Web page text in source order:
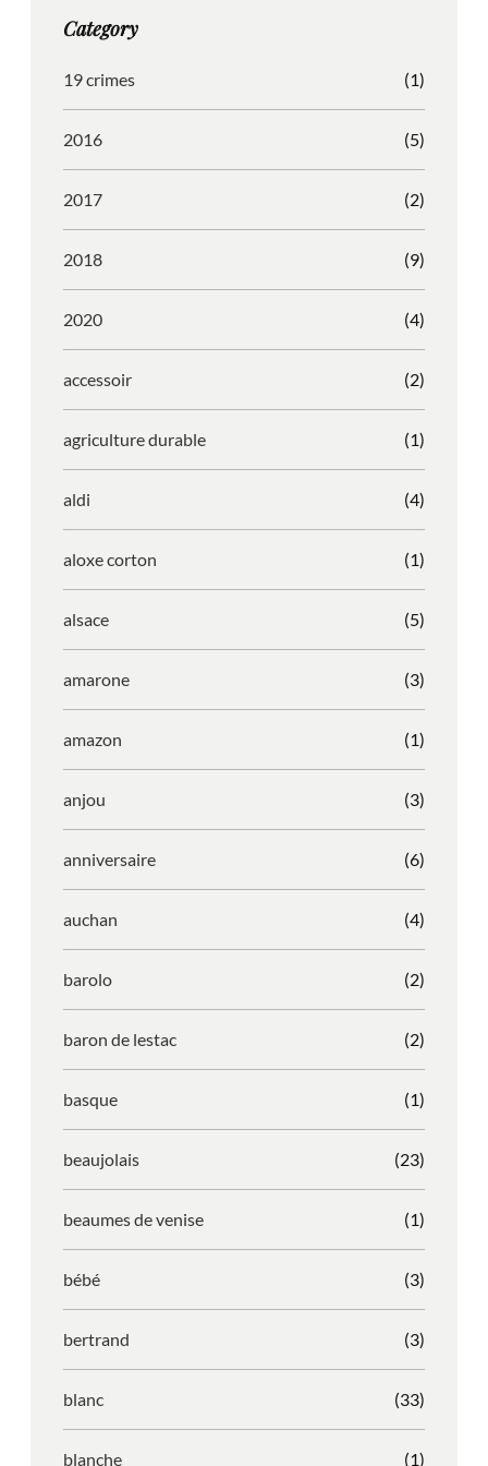
r
m
o
Category
19 crimes (1)
2016 (5)
2017 (2)
2018 (9)
2020 (4)
accessoir (2)
agriculture durable (1)
aldi (4)
aloxe corton (1)
alsace (5)
amarone (3)
amazon (1)
anjou (3)
anniversaire (6)
auchan (4)
barolo (2)
baron de lestac (2)
basque (1)
beaujolais (23)
beaumes de venise (1)
bébé (3)
bertrand (3)
blanc (33)
blanche (1)